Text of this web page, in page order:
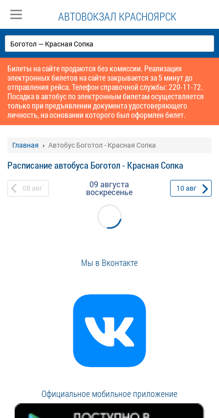
АВТОВОКЗАЛ КРАСНОЯРСК
Билеты на сайте продаются без комиссии. Реализация
электронных билетов на сайте закрывается за 5 минут до
отправления рейса. Телефон справочной службы: 220-11-72.
Посадка в автобус по электронным билетам осуществляется
только при предъявлении документа удостоверяющего
личность, на основании которого был оформлен билет.
Главная Автобус Боготол - Красная Сопка
Расписание автобуса Боготол - Красная Сопка
08 авг 09 августа
воскресенье 10авг
Мы в Вконтакте
Официальное мобильное приложение